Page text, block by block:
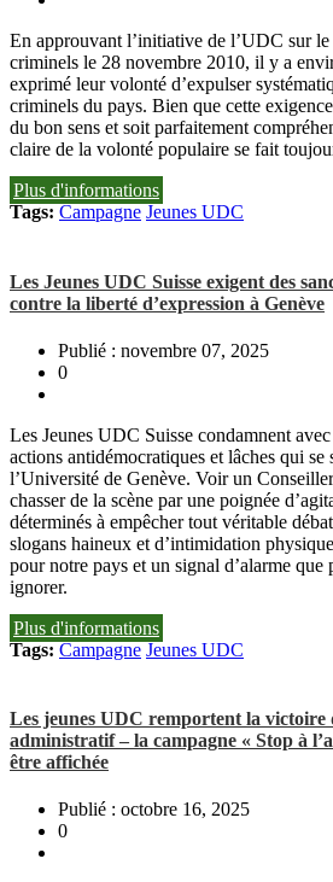
En approuvant l’initiative de l’UDC sur le
criminels le 28 novembre 2010, il y a
exprimé leur volonté d’expulser
criminels du pays. Bien que cette
du bon sens et soit parfaitement
claire de la volonté populaire se fait
Plus d'informations
Tags: Campagne Jeunes UDC
Les Jeunes UDC Suisse exigent des
contre la liberté d’expression à Genève
Publié : novembre 07, 2025
0
Les Jeunes UDC Suisse condamnent
actions antidémocratiques et lâches qui se
l’Université de Genève. Voir un
chasser de la scène par une poignée
déterminés à empêcher tout véritable
slogans haineux et d’intimidation
pour notre pays et un signal d’alarme que
ignorer.
Plus d'informations
Tags: Campagne Jeunes UDC
Les jeunes UDC remportent la
administratif – la campagne « Stop à
être affichée
Publié : octobre 16, 2025
0